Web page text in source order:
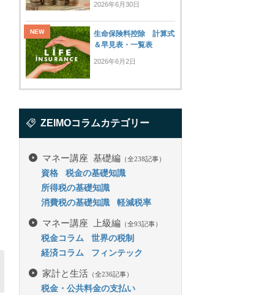
2026年6月30日
生命保険料控除 計算式
＆早見表・一覧表
2026年6月2日
ZEIMOコラムカテゴリー
マネー講座 基礎編 （全238記事）
資格
税金の基礎知識
所得税の基礎知識
消費税の基礎知識
軽減税率
マネー講座 上級編 （全93記事）
税金コラム
世界の税制
経済コラム
フィンテック
家計と生活 （全236記事）
税金・公共料金の支払い